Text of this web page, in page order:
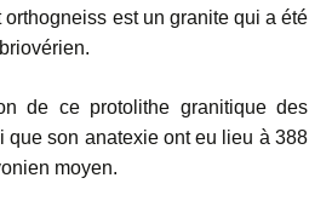
orthogneiss est un granite qui a été
de ce protolithe granitique des
que son anatexie ont eu lieu à 388
moyen.